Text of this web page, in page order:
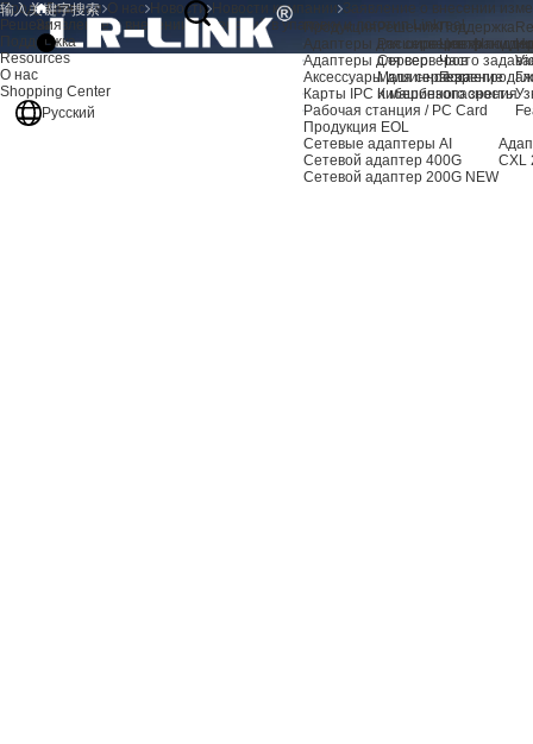
Продукция
Адаптеры для серверов AI
Адаптеры для серверов
Аксессуары для сервера
Карты IPC и машинного зрения
Рабочая станция / PC Card
Продукция EOL
Сетевые адаптеры AI
Сетевой адаптер 400G
Сетевой адаптер 200G NEW
CXL
Решения
Расширение
Сервер
Машинное зрение
Кибербезопасность
Поддержка
Центр
Часто
Продукция
Решения
Поддержка
Resources
О нас
Shopping Center
Русский
Главная О нас Новости Новости компании
Заявление о внесении
Заявление о внесении изменений в упаковку и логотип Linkreal